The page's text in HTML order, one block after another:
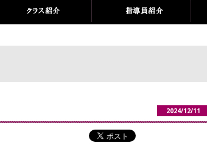
2024/12/11